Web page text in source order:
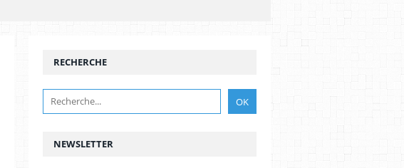
LETTRES À ELISE
NEWSLETTER
RECHERCHE